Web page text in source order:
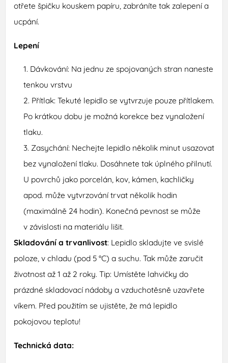
otřete špičku kouskem papíru, zabráníte tak zalepení a
ucpání.
Lepení
Dávkování: Na jednu ze spojovaných stran naneste
tenkou vrstvu
Přítlak: Tekuté lepidlo se vytvrzuje pouze přítlakem.
Po krátkou dobu je možná korekce bez vynaložení
tlaku.
Zasychání: Nechejte lepidlo několik minut usazovat
bez vynaložení tlaku. Dosáhnete tak úplného přilnutí.
U povrchů jako porcelán, kov, kámen, kachličky
apod. může vytvrzování trvat několik hodin
(maximálně 24 hodin). Konečná pevnost se může
v závislosti na materiálu lišit.
Skladování a trvanlivost: Lepidlo skladujte ve svislé
poloze, v chladu (pod 5 °C) a suchu. Tak může zaručit
životnost až 1 až 2 roky. Tip: Umístěte lahvičky do
prázdné skladovací nádoby a vzduchotěsně uzavřete
víkem. Před použitím se ujistěte, že má lepidlo
pokojovou teplotu!
Technická data: